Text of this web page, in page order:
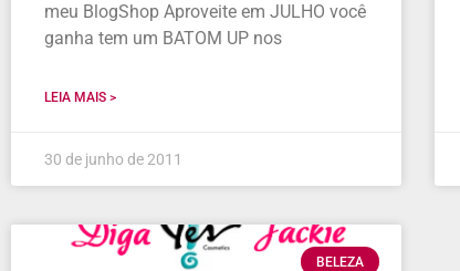
meu BlogShop Aproveite em JULHO você
ganha tem um BATOM UP nos
LEIA MAIS >
30 de junho de 2011
BELEZA